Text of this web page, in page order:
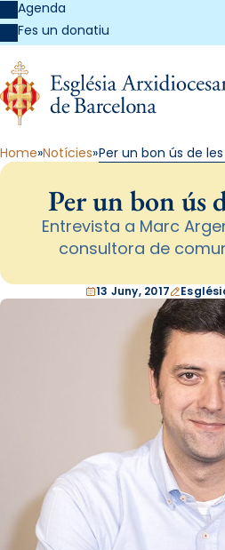
Agenda
Fes un donatiu
Home Notícies Per un bon ús de
Per un bon ús
Entrevista a Marc
consultora de
13 Juny, 2017